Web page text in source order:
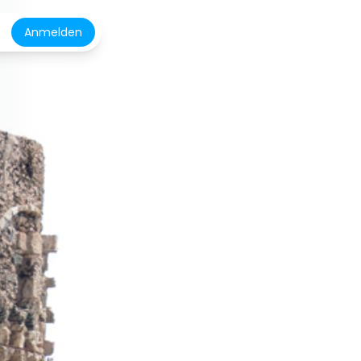
Anmelden